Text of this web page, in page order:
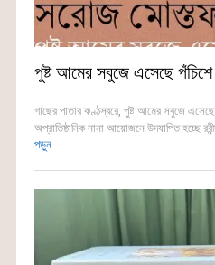
পুষ্ট আমের সবুজে এসেছে
গাছের পাতার কণ্ঠস্বরে, পুষ্ট আমের সবুজে এসেছে
অপ্রাতিষ্ঠানিক নানা আয়োজনে উদযাপিত হচ্ছে
পড়ুন